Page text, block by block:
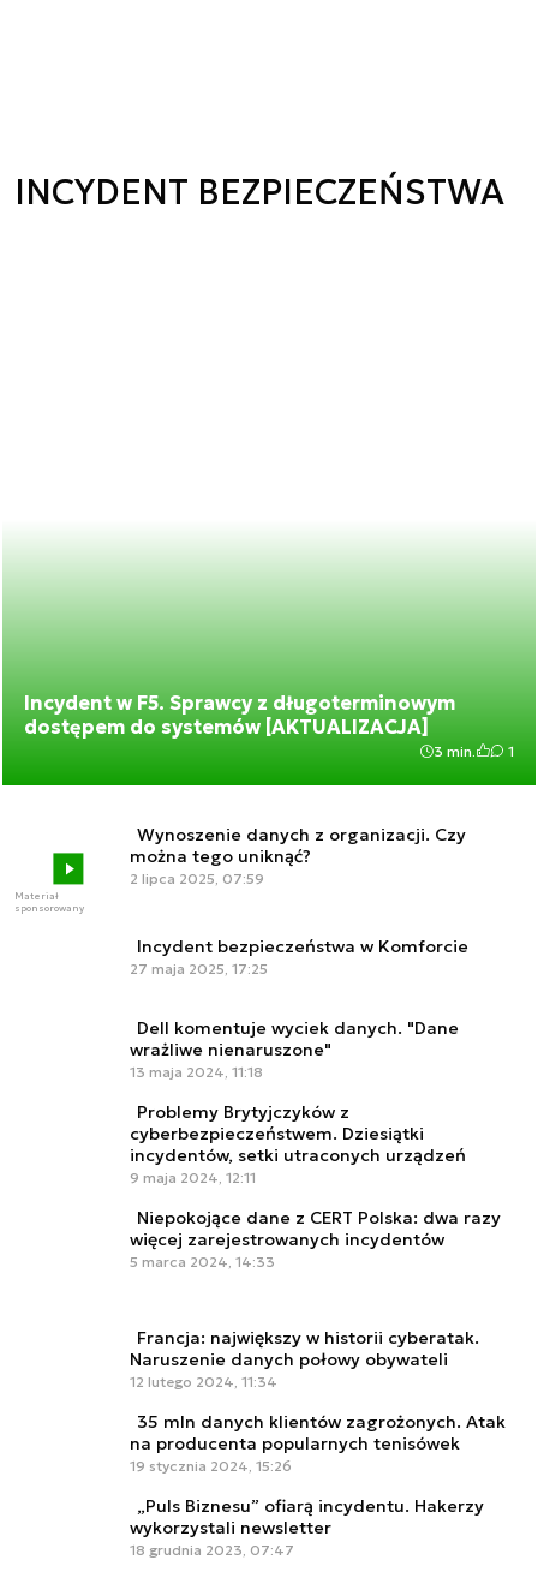
INCYDENT BEZPIECZEŃSTWA
Incydent w F5. Sprawcy z długoterminowym
dostępem do systemów [AKTUALIZACJA]
3 min. 1
Materiał
sponsorowany
Wynoszenie danych z organizacji. Czy
można tego uniknąć?
2 lipca 2025, 07:59
Incydent bezpieczeństwa w Komforcie
27 maja 2025, 17:25
Dell komentuje wyciek danych. "Dane
wrażliwe nienaruszone"
13 maja 2024, 11:18
Problemy Brytyjczyków z
cyberbezpieczeństwem. Dziesiątki
incydentów, setki utraconych urządzeń
9 maja 2024, 12:11
Niepokojące dane z CERT Polska: dwa razy
więcej zarejestrowanych incydentów
5 marca 2024, 14:33
Francja: największy w historii cyberatak.
Naruszenie danych połowy obywateli
12 lutego 2024, 11:34
35 mln danych klientów zagrożonych. Atak
na producenta popularnych tenisówek
19 stycznia 2024, 15:26
„Puls Biznesu” ofiarą incydentu. Hakerzy
wykorzystali newsletter
18 grudnia 2023, 07:47